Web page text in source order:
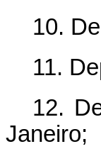
10.
11.
12.
Janeiro;